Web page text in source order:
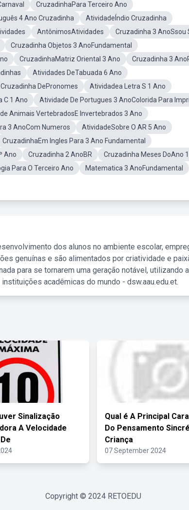
CruzadinhaPara Terceiro Ano
4 Ano Cruzadinha
AtividadeÍndio Cruzadinha
AntônimosAtividades
Cruzadinha 3 AnoSsou
Cruzadinha Objetos 3 AnoFundamental
CruzadinhaMatriz Oriental 3 Ano
Cruzadinha 3
Atividades DeTabuada 6 Ano
Cruzadinha DePronomes
Atividadea Letra S 1 Ano
C 1 Ano
Atividade De Portugues 3 AnoColorida Para
Animais VertebradosE Invertebrados 3 Ano
3 AnoCom Numeros
AtividadeSobre O AR 5 Ano
CruzadinhaEm Ingles Para 3 Ano Fundamental
Ano Cruzadinha 2 AnoBR
Cruzadinha Meses DoAno
Para O Terceiro Ano
Matematica 3 AnoFundamental
dos alunos no ambiente escolar,
genuínas e são alimentados por criatividade e
para se tornarem uma geração notável, utilizando
acadêmicas do mundo - dsw.aau.edu.et.
Sinalização
A Velocidade
Qual é A Principal
Do Pensamento
Criança
07 September 2024
Copyright © 2024 RETOEDU